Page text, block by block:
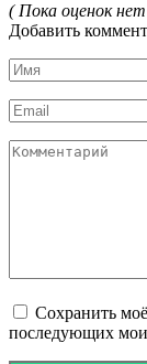
( Пока оценок
Добавить
Имя
*
Email
*
Комментарий
Сохранить
последующих